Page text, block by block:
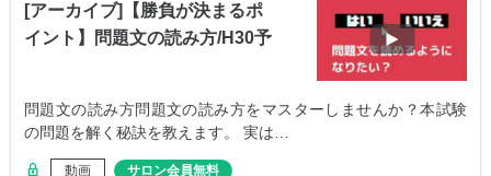
[アーカイブ]【勝負が決まるポ
イント】問題文の読み方/H30予
問題文の読み方問題文の読み方をマスターしませんか？本試験
の問題を解く秘訣を教えます。 実は…
動画 サロン会員無料